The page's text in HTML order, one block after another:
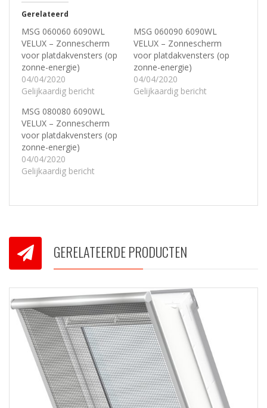
Gerelateerd
MSG 060060 6090WL
VELUX – Zonnescherm
voor platdakvensters (op
zonne-energie)
04/04/2020
Gelijkaardig bericht
MSG 060090 6090WL
VELUX – Zonnescherm
voor platdakvensters (op
zonne-energie)
04/04/2020
Gelijkaardig bericht
MSG 080080 6090WL
VELUX – Zonnescherm
voor platdakvensters (op
zonne-energie)
04/04/2020
Gelijkaardig bericht
GERELATEERDE PRODUCTEN